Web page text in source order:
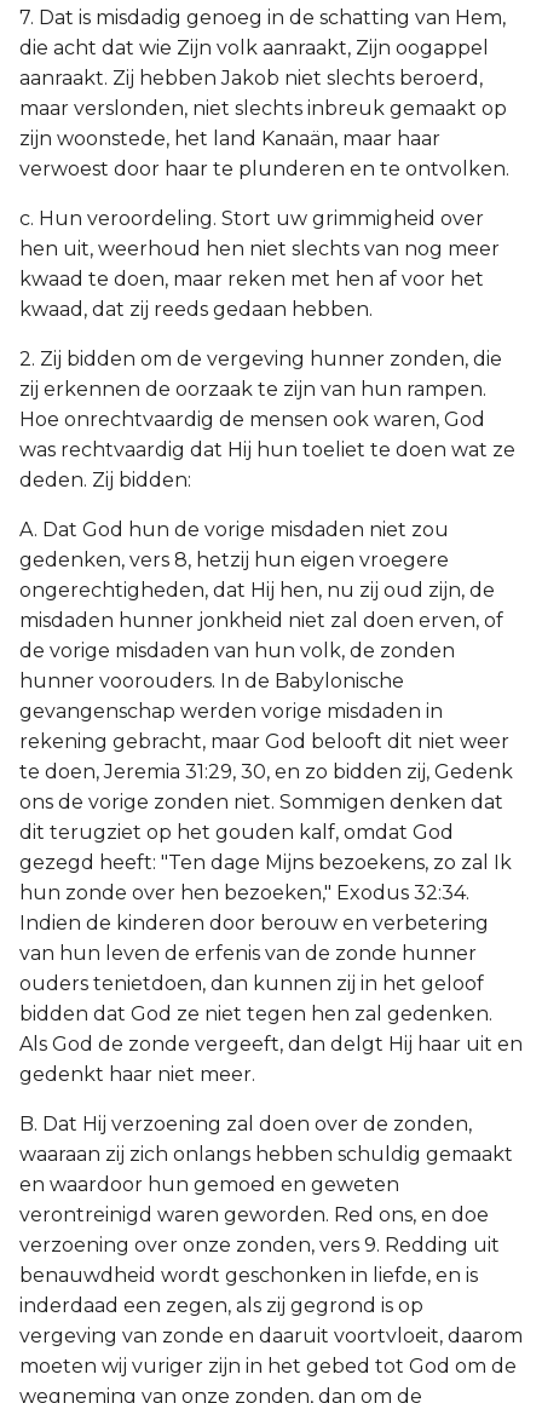
7. Dat is misdadig genoeg in de schatting van Hem,
die acht dat wie Zijn volk aanraakt, Zijn oogappel
aanraakt. Zij hebben Jakob niet slechts beroerd,
maar verslonden, niet slechts inbreuk gemaakt op
zijn woonstede, het land Kanaän, maar haar
verwoest door haar te plunderen en te ontvolken.
c. Hun veroordeling. Stort uw grimmigheid over
hen uit, weerhoud hen niet slechts van nog meer
kwaad te doen, maar reken met hen af voor het
kwaad, dat zij reeds gedaan hebben.
2. Zij bidden om de vergeving hunner zonden, die
zij erkennen de oorzaak te zijn van hun rampen.
Hoe onrechtvaardig de mensen ook waren, God
was rechtvaardig dat Hij hun toeliet te doen wat ze
deden. Zij bidden:
A. Dat God hun de vorige misdaden niet zou
gedenken, vers 8, hetzij hun eigen vroegere
ongerechtigheden, dat Hij hen, nu zij oud zijn, de
misdaden hunner jonkheid niet zal doen erven, of
de vorige misdaden van hun volk, de zonden
hunner voorouders. In de Babylonische
gevangenschap werden vorige misdaden in
rekening gebracht, maar God belooft dit niet weer
te doen, Jeremia 31:29, 30, en zo bidden zij, Gedenk
ons de vorige zonden niet. Sommigen denken dat
dit terugziet op het gouden kalf, omdat God
gezegd heeft: "Ten dage Mijns bezoekens, zo zal Ik
hun zonde over hen bezoeken," Exodus 32:34.
Indien de kinderen door berouw en verbetering
van hun leven de erfenis van de zonde hunner
ouders tenietdoen, dan kunnen zij in het geloof
bidden dat God ze niet tegen hen zal gedenken.
Als God de zonde vergeeft, dan delgt Hij haar uit en
gedenkt haar niet meer.
B. Dat Hij verzoening zal doen over de zonden,
waaraan zij zich onlangs hebben schuldig gemaakt
en waardoor hun gemoed en geweten
verontreinigd waren geworden. Red ons, en doe
verzoening over onze zonden, vers 9. Redding uit
benauwdheid wordt geschonken in liefde, en is
inderdaad een zegen, als zij gegrond is op
vergeving van zonde en daaruit voortvloeit, daarom
moeten wij vuriger zijn in het gebed tot God om de
wegneming van onze zonden, dan om de